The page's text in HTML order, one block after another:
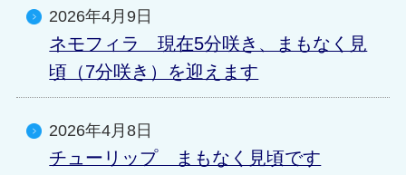
2026年4月9日
ネモフィラ 現在5分咲き、まもなく見
頃（7分咲き）を迎えます
2026年4月8日
チューリップ まもなく見頃です